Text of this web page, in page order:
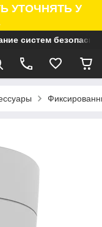
УТОЧНЯТЬ У
систем